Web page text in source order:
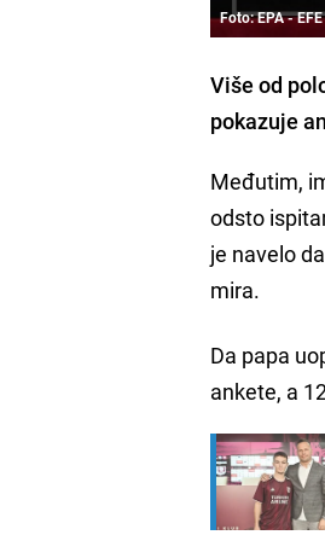
Foto: EPA -
Više od
pokazuje
Međutim,
odsto
je navelo
mira.
Da papa
ankete, a